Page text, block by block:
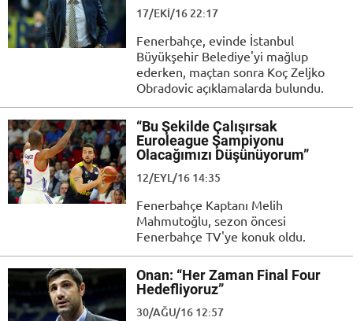
17/EKI/16 22:17
Fenerbahçe, evinde İstanbul
Büyükşehir Belediye'yi mağlup
ederken, maçtan sonra Koç Zeljko
Obradovic açıklamalarda bulundu.
“Bu Şekilde Çalışırsak
Euroleague Şampiyonu
Olacağımızı Düşünüyorum”
12/EYL/16 14:35
Fenerbahçe Kaptanı Melih
Mahmutoğlu, sezon öncesi
Fenerbahçe TV'ye konuk oldu.
Onan: “Her Zaman Final Four
Hedefliyoruz”
30/AĞU/16 12:57